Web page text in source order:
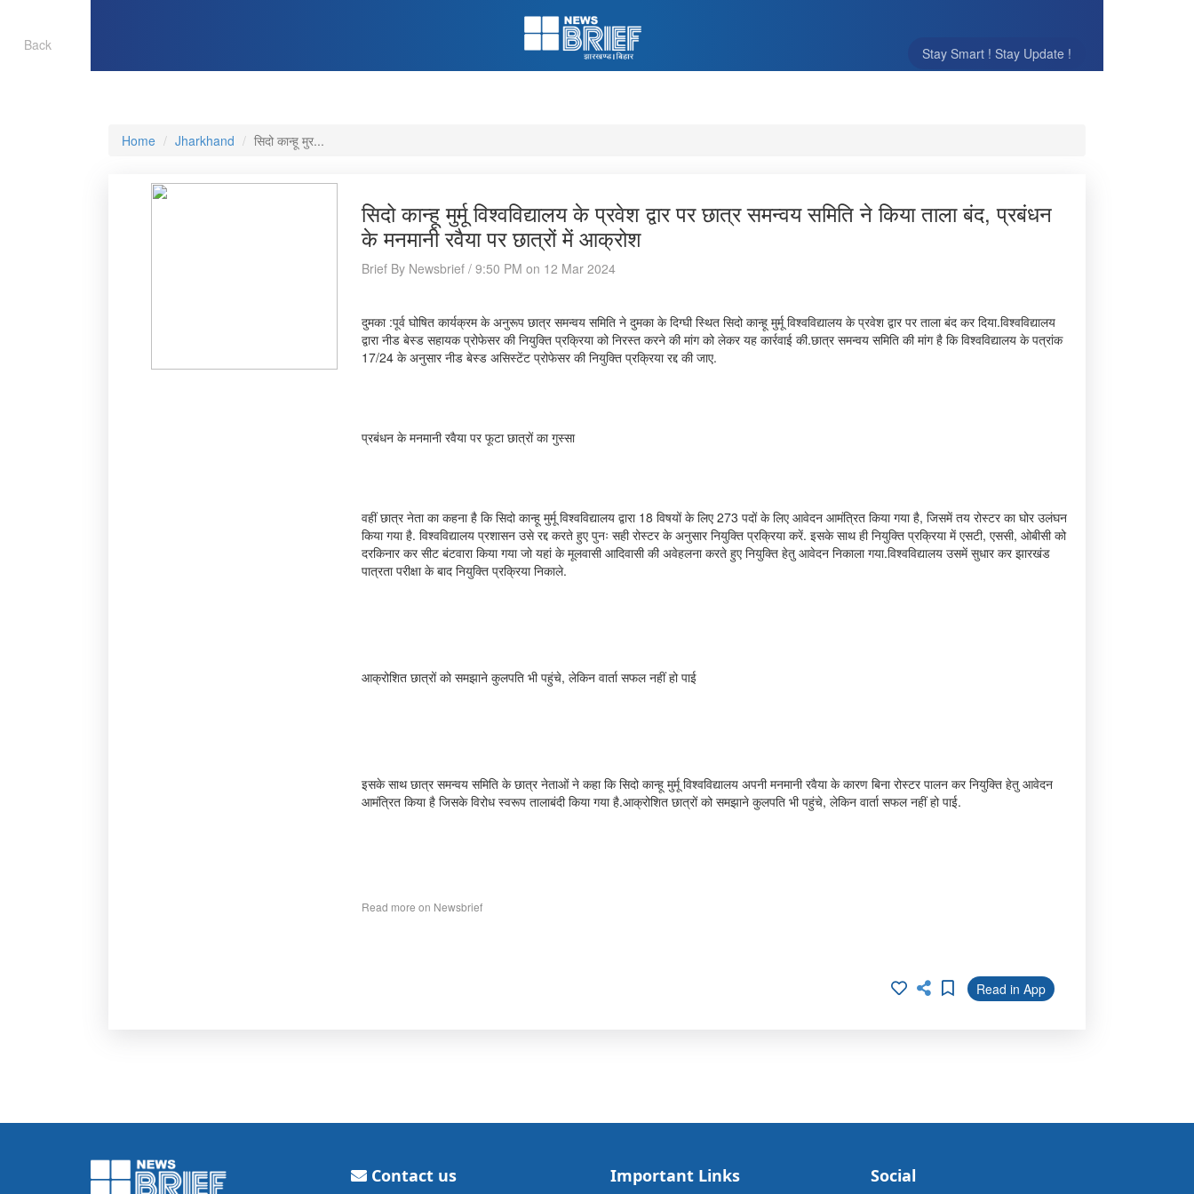
Stay Smart ! Stay Update !
Back
Home Jharkhand सिदो कान्हू मुर...
सिदो कान्हू मुर्मू विश्वविद्यालय के प्रवेश द्वार पर छात्र समन्वय समिति ने किया ताला बंद, प्रबंधन
के मनमानी रवैया पर छात्रों में आक्रोश
Brief By Newsbrief / 9:50 PM on 12 Mar 2024
दुमका :पूर्व घोषित कार्यक्रम के अनुरूप छात्र समन्वय समिति ने दुमका के दिग्घी स्थित सिदो कान्हू मुर्मू विश्वविद्यालय के प्रवेश द्वार पर ताला बंद कर दिया.विश्वविद्यालय
द्वारा नीड बेस्ड सहायक प्रोफेसर की नियुक्ति प्रक्रिया को निरस्त करने की मांग को लेकर यह कार्रवाई की.छात्र समन्वय समिति की मांग है कि विश्वविद्यालय के पत्रांक
17/24 के अनुसार नीड बेस्ड असिस्टेंट प्रोफेसर की नियुक्ति प्रक्रिया रद्द की जाए.
प्रबंधन के मनमानी रवैया पर फूटा छात्रों का गुस्सा
वहीं छात्र नेता का कहना है कि सिदो कान्हू मुर्मू विश्वविद्यालय द्वारा 18 विषयों के लिए 273 पदों के लिए आवेदन आमंत्रित किया गया है, जिसमें तय रोस्टर का घोर उलंघन
किया गया है. विश्वविद्यालय प्रशासन उसे रद्द करते हुए पुनः सही रोस्टर के अनुसार नियुक्ति प्रक्रिया करें. इसके साथ ही नियुक्ति प्रक्रिया में एसटी, एससी, ओबीसी को
दरकिनार कर सीट बंटवारा किया गया जो यहां के मूलवासी आदिवासी की अवेहलना करते हुए नियुक्ति हेतु आवेदन निकाला गया.विश्वविद्यालय उसमें सुधार कर झारखंड
पात्रता परीक्षा के बाद नियुक्ति प्रक्रिया निकाले.
आक्रोशित छात्रों को समझाने कुलपति भी पहुंचे, लेकिन वार्ता सफल नहीं हो पाई
इसके साथ छात्र समन्वय समिति के छात्र नेताओं ने कहा कि सिदो कान्हू मुर्मू विश्वविद्यालय अपनी मनमानी रवैया के कारण बिना रोस्टर पालन कर नियुक्ति हेतु आवेदन
आमंत्रित किया है जिसके विरोध स्वरूप तालाबंदी किया गया है.आक्रोशित छात्रों को समझाने कुलपति भी पहुंचे, लेकिन वार्ता सफल नहीं हो पाई.
Read more on Newsbrief
Read in App
Contact us Important Links Social